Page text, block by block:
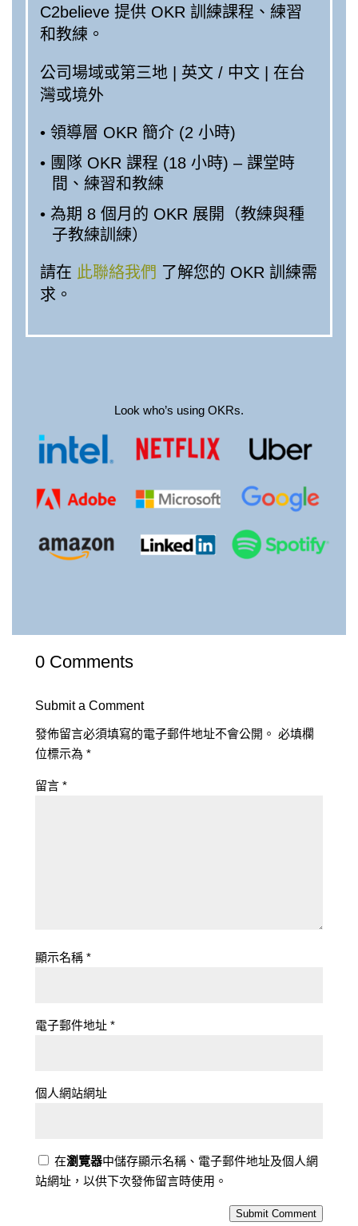
C2believe 提供 OKR 訓練課程、練習
和教練。
公司場域或第三地 | 英文 / 中文 | 在台
灣或境外
• 領導層 OKR 簡介 (2 小時)
• 團隊 OKR 課程 (18 小時) – 課堂時
間、練習和教練
• 為期 8 個月的 OKR 展開（教練與種
子教練訓練）
請在 此聯絡我們 了解您的 OKR 訓練需
求。
Look who’s using OKRs.
0 Comments
Submit a Comment
發佈留言必須填寫的電子郵件地址不會公開。 必填欄
位標示為 *
留言 *
顯示名稱 *
電子郵件地址 *
個人網站網址
在瀏覽器中儲存顯示名稱、電子郵件地址及個人網
站網址，以供下次發佈留言時使用。
Submit Comment